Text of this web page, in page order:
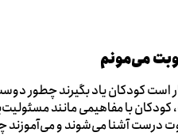
می‌مونم
کودکان یاد بگیرند چطور
با مفاهیمی مانند
درست آشنا می‌شوند و می‌آموزند